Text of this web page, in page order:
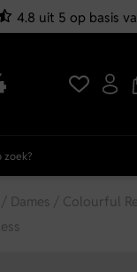
4.8 uit 5 op basis
/ Dames / Colourful